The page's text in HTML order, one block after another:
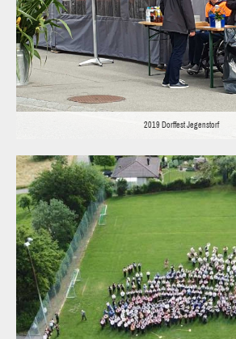
2019 Dorffest Jegenstorf